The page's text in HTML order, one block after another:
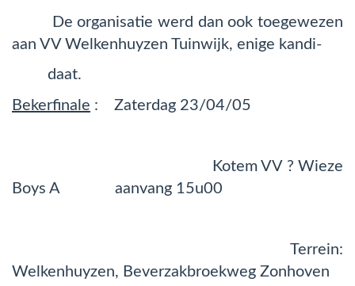
De organisatie werd dan ook toegewezen
aan VV Welkenhuyzen Tuinwijk, enige kandi-
daat.
Bekerfinale : Zaterdag 23/04/05
Kotem VV ? Wieze
Boys A aanvang 15u00
Terrein:
Welkenhuyzen, Beverzakbroekweg Zonhoven